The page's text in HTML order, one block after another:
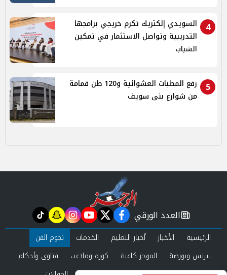
4
السويدي إلكتريك تكرم خريجي برامجها
التدريبية وتواصل الاستثمار في تمكين
الشباب
5
رفع المطبات العشوائية و120 طن قمامة
من شوارع بنى سويف
newspaper
العدد الورقي facebook
twitter
youtube
instagram
snapchat
tiktok
الرئيسية الأخبار أخبار التعليم الخدمات
نجوم الفن
بيزنس وبورصة
الموجز كافية كورة وملاعب
فتاوى وأحكام